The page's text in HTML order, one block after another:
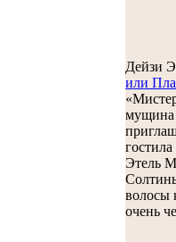
Дейзи
или
мущина
Этель
волосы
очень